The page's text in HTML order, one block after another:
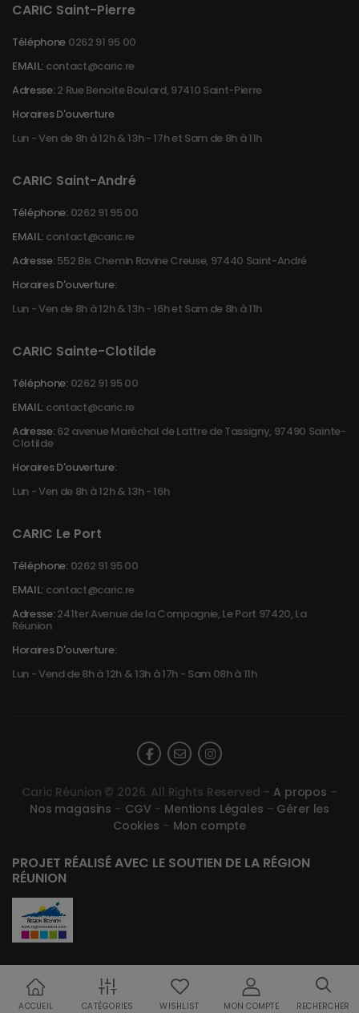
CARIC Saint-Pierre
Téléphone 0262 91 95 00
EMAIL: contact@caric.re
Adresse:2 Rue Benoite Boulard, 97410 Saint-Pierre
Horaires D'ouverture
Lun - Ven de 8h à 12h & 13h - 17h et Sam de 8h à 11h
CARIC Saint-André
Téléphone: 0262 91 95 00
EMAIL: contact@caric.re
Adresse:552 Bis Chemin Ravine Creuse, 97440 Saint-André
Horaires D'ouverture:
Lun - Ven de 8h à 12h & 13h - 16h et Sam de 8h à 11h
CARIC Sainte-Clotilde
Téléphone: 0262 91 95 00
EMAIL: contact@caric.re
Adresse:62 avenue Maréchal de Lattre de Tassigny, 97490 Sainte-
Clotilde
Horaires D'ouverture:
Lun - Ven de 8h à 12h & 13h - 16h
CARIC Le Port
Téléphone: 0262 91 95 00
EMAIL: contact@caric.re
Adresse:241ter Avenue de la Compagnie, Le Port 97420, La
Réunion
Horaires D'ouverture:
Lun - Vend de 8h à 12h & 13h à 17h - Sam 08h à 11h
Caric Réunion © 2026. All Rights Reserved – A propos –
Nos magasins – CGV – Mentions Légales – Gérer les
Cookies – Mon compte
PROJET RÉALISÉ AVEC LE SOUTIEN DE LA RÉGION
RÉUNION
ACCUEIL CATÉGORIES WISHLIST MON COMPTE RECHERCHER